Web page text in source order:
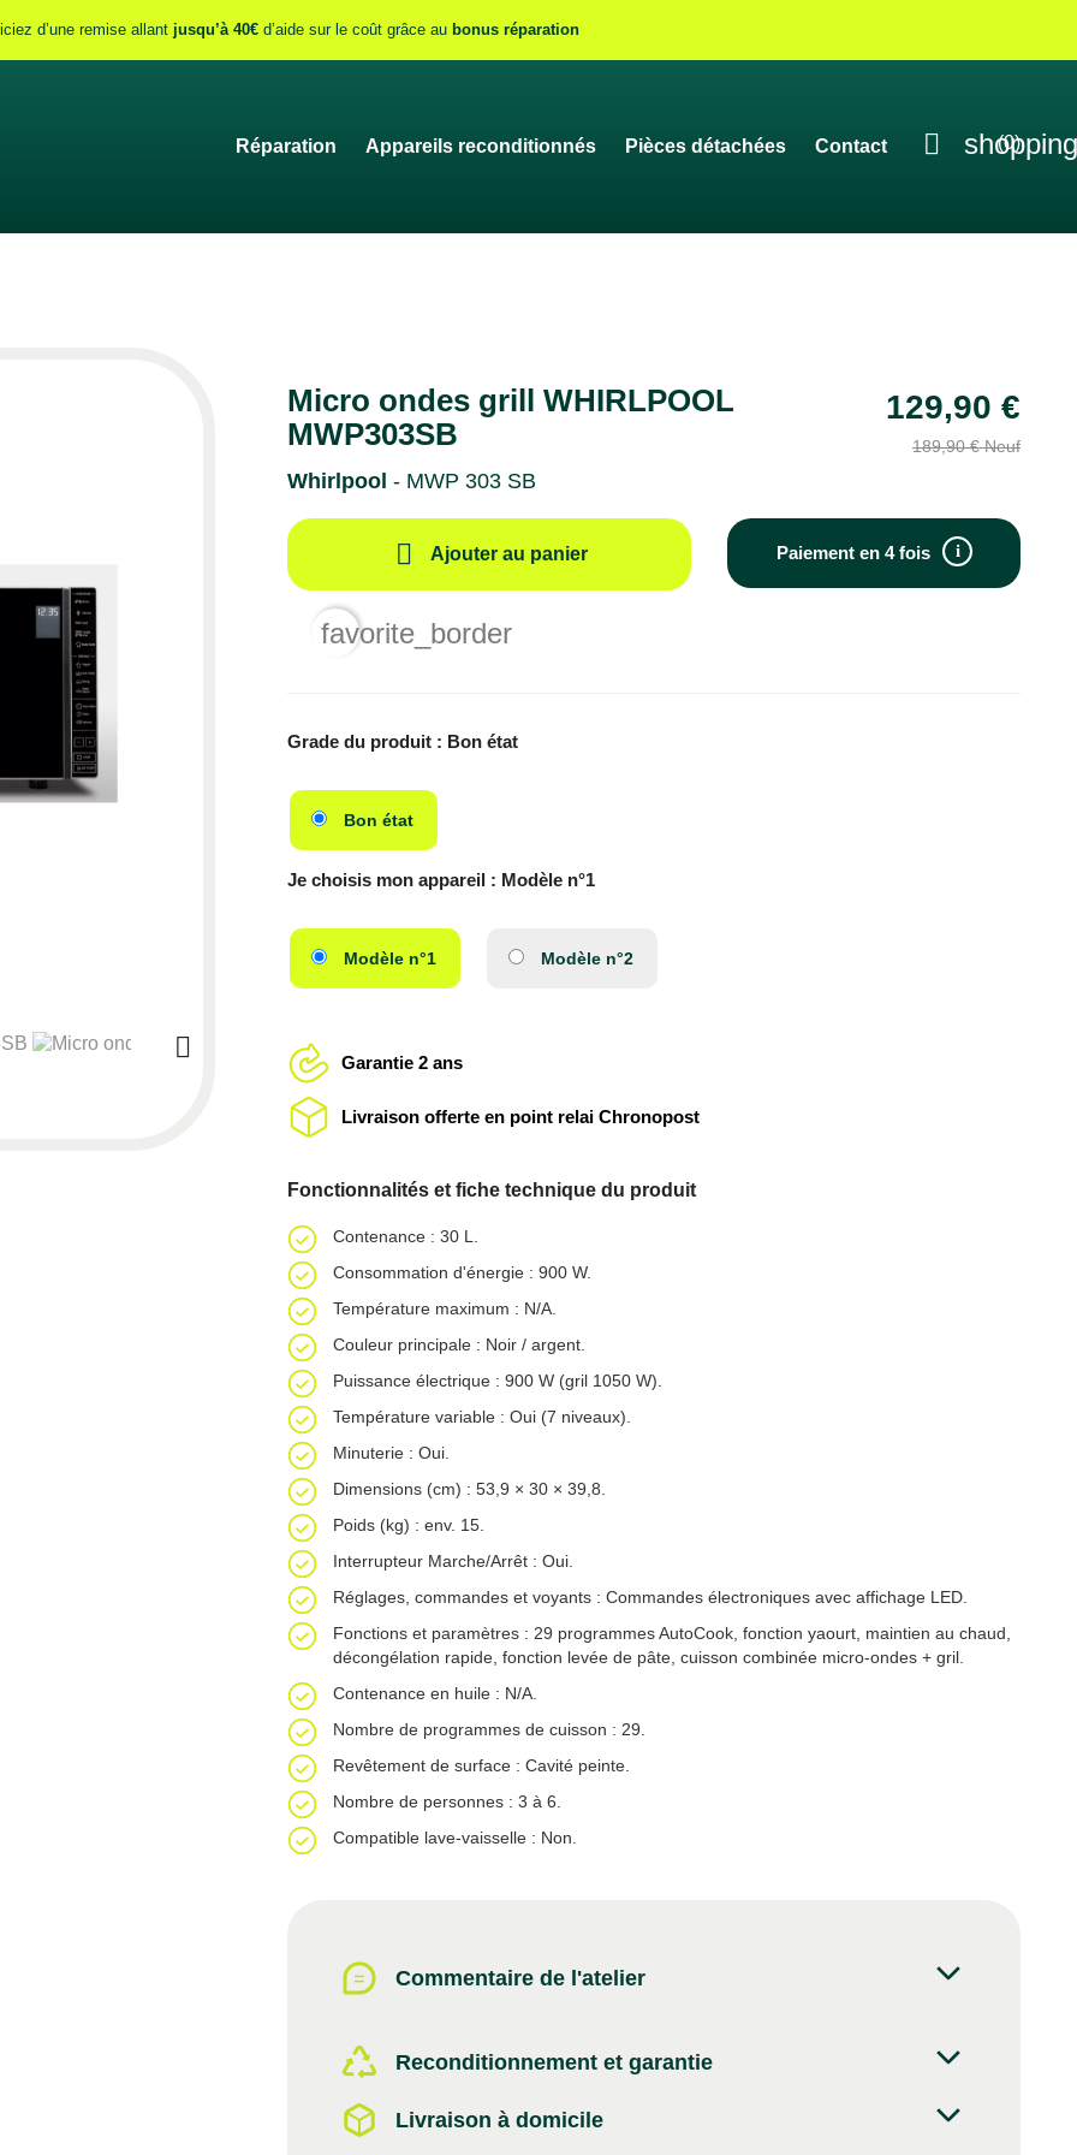
d’une remise allant jusqu’à 40€ d’aide sur le coût grâce au bonus réparation
Réparation Appareils reconditionnés Pièces détachées Contact  (0)

Micro ondes grill WHIRLPOOL
MWP303SB
Whirlpool - MWP 303 SB
129,90 €
189,90 € Neuf
 Ajouter au panier Paiement en 4 fois i
favorite_border
Grade du produit : Bon état
Bon état
Je choisis mon appareil : Modèle n°1
Modèle n°1 Modèle n°2
Garantie 2 ans
Livraison offerte en point relai Chronopost
Fonctionnalités et fiche technique du produit
Contenance : 30 L.
Consommation d'énergie : 900 W.
Température maximum : N/A.
Couleur principale : Noir / argent.
Puissance électrique : 900 W (gril 1050 W).
Température variable : Oui (7 niveaux).
Minuterie : Oui.
Dimensions (cm) : 53,9 × 30 × 39,8.
Poids (kg) : env. 15.
Interrupteur Marche/Arrêt : Oui.
Réglages, commandes et voyants : Commandes électroniques avec affichage LED.
Fonctions et paramètres : 29 programmes AutoCook, fonction yaourt, maintien au chaud,
décongélation rapide, fonction levée de pâte, cuisson combinée micro-ondes + gril.
Contenance en huile : N/A.
Nombre de programmes de cuisson : 29.
Revêtement de surface : Cavité peinte.
Nombre de personnes : 3 à 6.
Compatible lave-vaisselle : Non.
Commentaire de l'atelier
Reconditionnement et garantie
Livraison à domicile